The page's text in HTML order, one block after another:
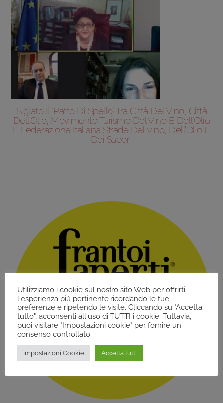
Siglato Il “Patto Di Spello” Tra Città Del Vino, Città
Dell’Olio, Movimento Turismo Del Vino E Dell’Olio
E Federazione Italiana Strade Del Vino, Dell’Olio E
Dei Sapori.
Utilizziamo i cookie sul nostro sito Web per offrirti
l'esperienza più pertinente ricordando le tue
preferenze e ripetendo le visite. Cliccando su "Accetta
tutto", acconsenti all'uso di TUTTI i cookie. Tuttavia,
puoi visitare "Impostazioni cookie" per fornire un
consenso controllato.
Impostazioni Cookie Accetta tutti